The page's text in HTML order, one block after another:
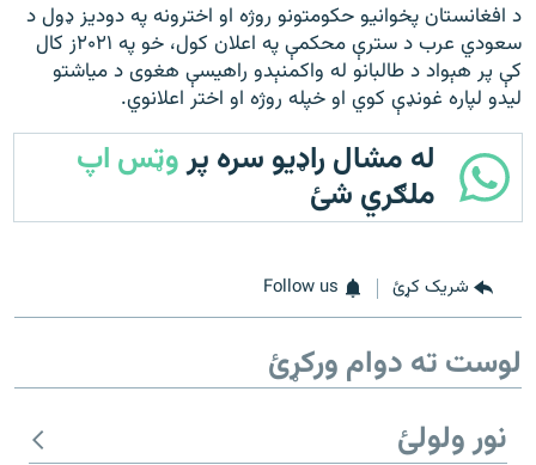
د افغانستان پخوانیو حکومتونو روژه او اخترونه په دودیز ډول د
سعودي عرب د سترې محکمې په اعلان کول، خو په ۲۰۲۱ز کال
کې پر هېواد د طالبانو له واکمنېدو راهیسې هغوی د میاشتو
لیدو لپاره غونډې کوي او خپله روژه او اختر اعلانوي.
له مشال راډیو سره پروټس اپ
ملګري شئ
شریک کړئ Follow us
لوست ته دوام ورکړئ
نور ولولئ